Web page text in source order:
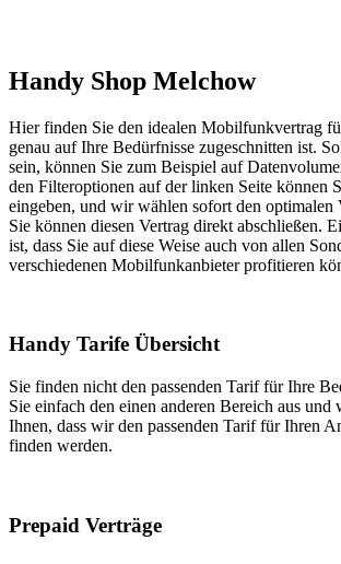
Handy Shop Melchow
Hier finden Sie den idealen Mobilfunkvertrag
genau auf Ihre Bedürfnisse zugeschnitten ist.
sein, können Sie zum Beispiel auf
den Filteroptionen auf der linken Seite können
eingeben, und wir wählen sofort den optimalen
Sie können diesen Vertrag direkt abschließen.
ist, dass Sie auf diese Weise auch von allen
verschiedenen Mobilfunkanbieter profitieren
Handy Tarife Übersicht
Sie finden nicht den passenden Tarif für Ihre
Sie einfach den einen anderen Bereich aus und
Ihnen, dass wir den passenden Tarif für Ihren
finden werden.
Prepaid Verträge